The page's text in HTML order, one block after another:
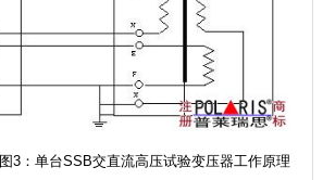
图3：单台SSB交直流高压试验变压器工作原理